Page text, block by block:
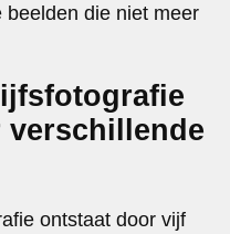
die niet meer
ontstaat door vijf